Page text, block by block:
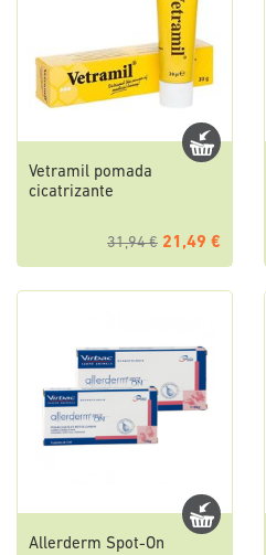
Vetramil pomada
cicatrizante
31,94 € 21,49 €
Allerderm Spot-On